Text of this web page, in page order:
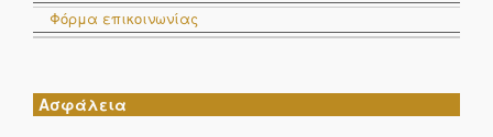
Φόρμα επικοινωνίας
Ασφάλεια